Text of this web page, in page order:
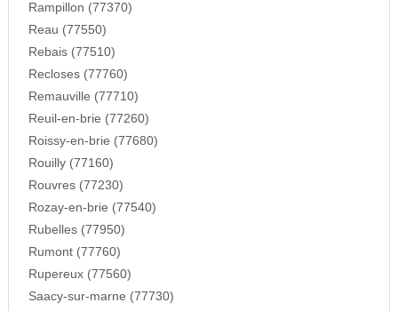
Rampillon (77370)
Reau (77550)
Rebais (77510)
Recloses (77760)
Remauville (77710)
Reuil-en-brie (77260)
Roissy-en-brie (77680)
Rouilly (77160)
Rouvres (77230)
Rozay-en-brie (77540)
Rubelles (77950)
Rumont (77760)
Rupereux (77560)
Saacy-sur-marne (77730)